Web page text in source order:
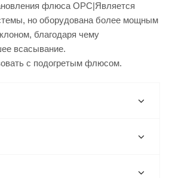
флюса OPC|Является
но оборудована более мощным
благодаря чему
всасывание.
с подогретым флюсом.